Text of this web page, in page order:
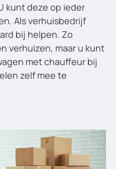
kunt deze op ieder
Als verhuisbedrijf
bij helpen. Zo
verhuizen, maar u kunt
met chauffeur bij
zelf mee te